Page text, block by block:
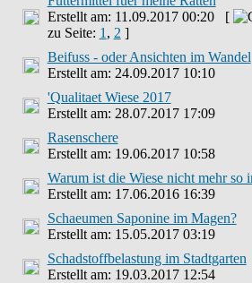
Erstellt am: 11.09.2017 00:20 [
zu Seite: 1 , 2 ]
Beifuss - oder Ansichten im Wandel
Erstellt am: 24.09.2017 10:10
'Qualitaet Wiese 2017
Erstellt am: 28.07.2017 17:09
Rasenschere
Erstellt am: 19.06.2017 10:58
Warum ist die Wiese nicht mehr so
Erstellt am: 17.06.2016 16:39
Schaeumen Saponine im Magen?
Erstellt am: 15.05.2017 03:19
Schadstoffbelastung im Stadtgarten
Erstellt am: 19.03.2017 12:54